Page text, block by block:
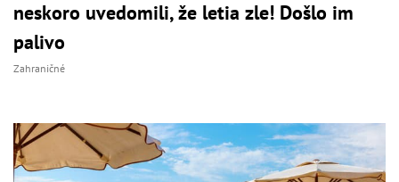
neskoro uvedomili, že letia zle! Došlo im
palivo
Zahraničné